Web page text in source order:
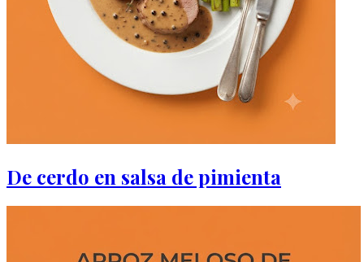
De cerdo en salsa de pimienta